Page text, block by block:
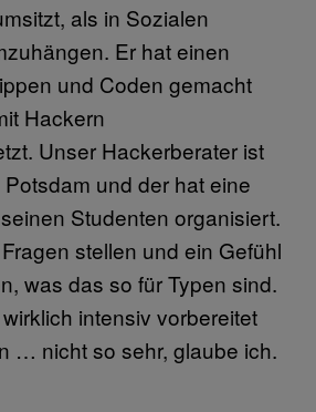
als in Sozialen
Er hat einen
und Coden gemacht
Hackern
Unser Hackerberater ist
und der hat eine
Studenten organisiert.
stellen und ein Gefühl
was das so für Typen sind.
intensiv vorbereitet
… nicht so sehr, glaube ich.